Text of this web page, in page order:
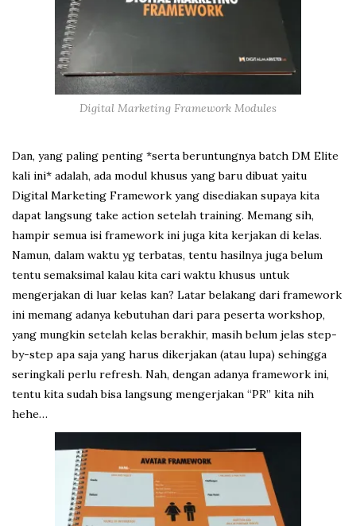
Digital Marketing Framework Modules
Dan, yang paling penting *serta beruntungnya batch DM Elite
kali ini* adalah, ada modul khusus yang baru dibuat yaitu
Digital Marketing Framework yang disediakan supaya kita
dapat langsung take action setelah training. Memang sih,
hampir semua isi framework ini juga kita kerjakan di kelas.
Namun, dalam waktu yg terbatas, tentu hasilnya juga belum
tentu semaksimal kalau kita cari waktu khusus untuk
mengerjakan di luar kelas kan? Latar belakang dari framework
ini memang adanya kebutuhan dari para peserta workshop,
yang mungkin setelah kelas berakhir, masih belum jelas step-
by-step apa saja yang harus dikerjakan (atau lupa) sehingga
seringkali perlu refresh. Nah, dengan adanya framework ini,
tentu kita sudah bisa langsung mengerjakan “PR” kita nih
hehe…